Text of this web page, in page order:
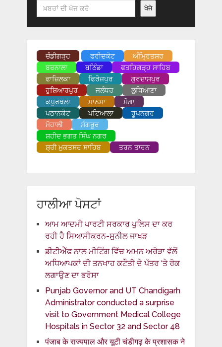
Search ਖੋਜੋ
ਚੰਡੀਗੜ੍ਹ ਫਰੀਦਕੋਟ
ਅੰਮ੍ਰਿਤਸਰ
ਬਰਨਾਲਾ
ਬਠਿੰਡਾ
ਫਤਹਿਗੜ੍ਹ ਸਾਹਿਬ
ਫਾਜ਼ਿਲਕਾ
ਫਿਰੋਜ਼ਪੁਰ
ਗੁਰਦਾਸਪੁਰ
ਹੁਸ਼ਿਆਰਪੁਰ
ਜਲੰਧਰ
ਲੁਧਿਆਣਾ
ਕਪੂਰਥਲਾ
ਮਾਨਸਾ
ਮੋਗਾ
ਪਠਾਨਕੋਟ
ਪਟਿਆਲਾ
ਰੂਪਨਗਰ
ਮੋਹਾਲੀ
ਸੰਗਰੂਰ
ਸ਼ਹੀਦ ਭਗਤ ਸਿੰਘ ਨਗਰ
ਸ਼੍ਰੀ ਮੁਕਤਸਰ ਸਾਹਿਬ
ਤਰਨ ਤਾਰਨ
ਹਾਲੀਆ ਪੋਸਟਾਂ
ਆਮ ਆਦਮੀ ਪਾਰਟੀ ਸਰਕਾਰ ਪੁਲਿਸ ਦਾ ਕਰ
ਰਹੀ ਹੈ ਸਿਆਸੀਕਰਨ-ਸੁਨੀਲ ਜਾਖੜ
ਡੀਟੀਐੱਫ ਨਾਲ ਮੀਟਿੰਗ ਵਿੱਚ ਅਮਨ ਅਰੋੜਾ ਵੱਲੋਂ
ਅਧਿਆਪਕਾਂ ਦੀ ਤਨਖਾਹ ਕਟੌਤੀ ਦੇ ਪੱਤਰ ‘ਤੇ ਰੋਕ
ਲਗਾਉਣ ਦਾ ਭਰੋਸਾ
Punjab Governor and UT Chandigarh
Administrator conducted a surprise
visit to Government Medical College
Hospitals in Sector 32 and Sector 48
पंजाब के राज्यपाल और यूटी चंडीगढ़ के प्रशासक ने